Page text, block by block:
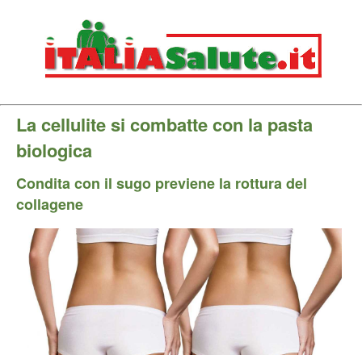
La cellulite si combatte con la pasta
biologica
Condita con il sugo previene la rottura del
collagene